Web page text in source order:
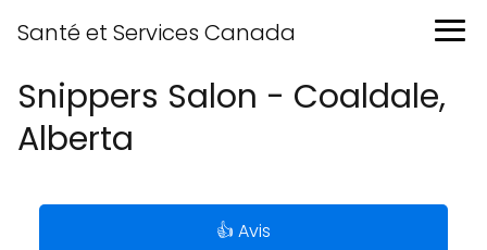
Santé et Services Canada
Snippers Salon - Coaldale,
Alberta
👍 Avis